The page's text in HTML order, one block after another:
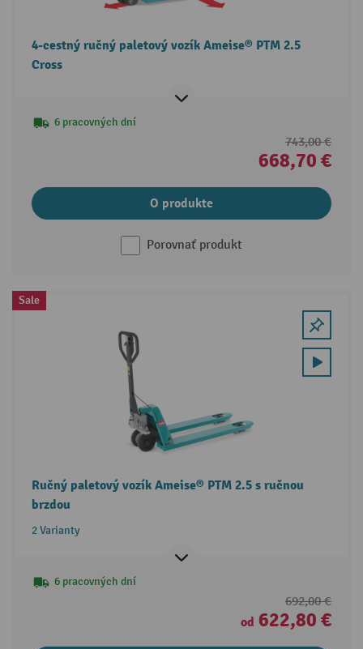
4-cestný ručný paletový vozík Ameise® PTM 2.5
Cross
6 pracovných dní
743,00 €
668,70 €
O produkte
Porovnať produkt
Sale
Ručný paletový vozík Ameise® PTM 2.5 s ručnou
brzdou
2 Varianty
6 pracovných dní
692,00 €
od 622,80 €